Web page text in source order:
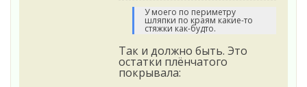
У моего по периметру
шляпки по краям какие-то
стяжки как-будто.
Так и должно быть. Это
остатки плёнчатого
покрывала: